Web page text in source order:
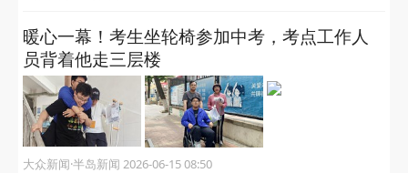
暖心一幕！考生坐轮椅参加中考，考点工作人
员背着他走三层楼
大众新闻·半岛新闻 2026-06-15 08:50